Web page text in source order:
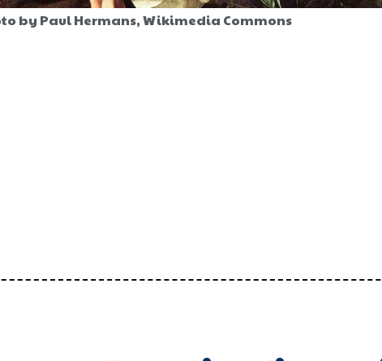
by Paul Hermans, Wikimedia Commons